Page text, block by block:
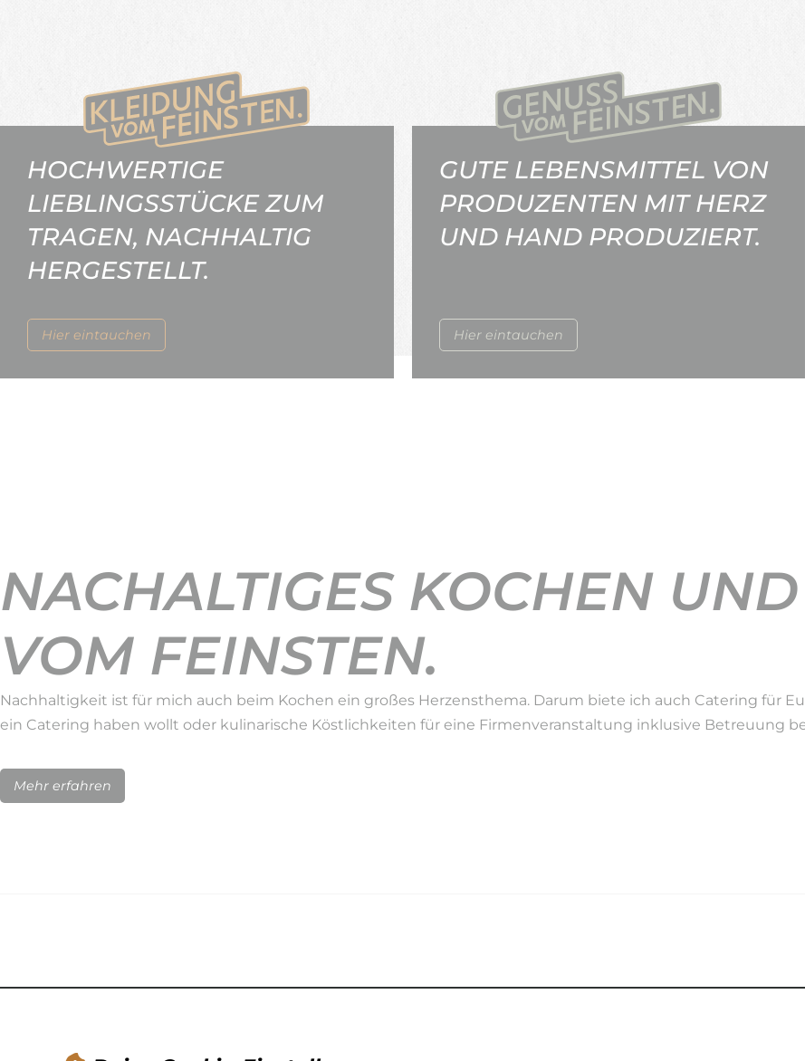
Hier eintauchen
HOCHWERTIGE
LIEBLINGSSTÜCKE ZUM
TRAGEN, NACHHALTIG
HERGESTELLT.
Hier eintauchen
GUTE LEBENSMITTEL VON
PRODUZENTEN MIT HERZ
UND HAND PRODUZIERT.
NACHALTIGES KOCHEN
VOM FEINSTEN.
Nachhaltigkeit ist für mich auch beim Kochen ein großes Herzensthema. Darum biete ich auch Catering für
ein Catering haben wollt oder kulinarische Köstlichkeiten für eine Firmenveranstaltung inklusive Betreuung
Mehr erfahren
NACHHALTIGKEIT